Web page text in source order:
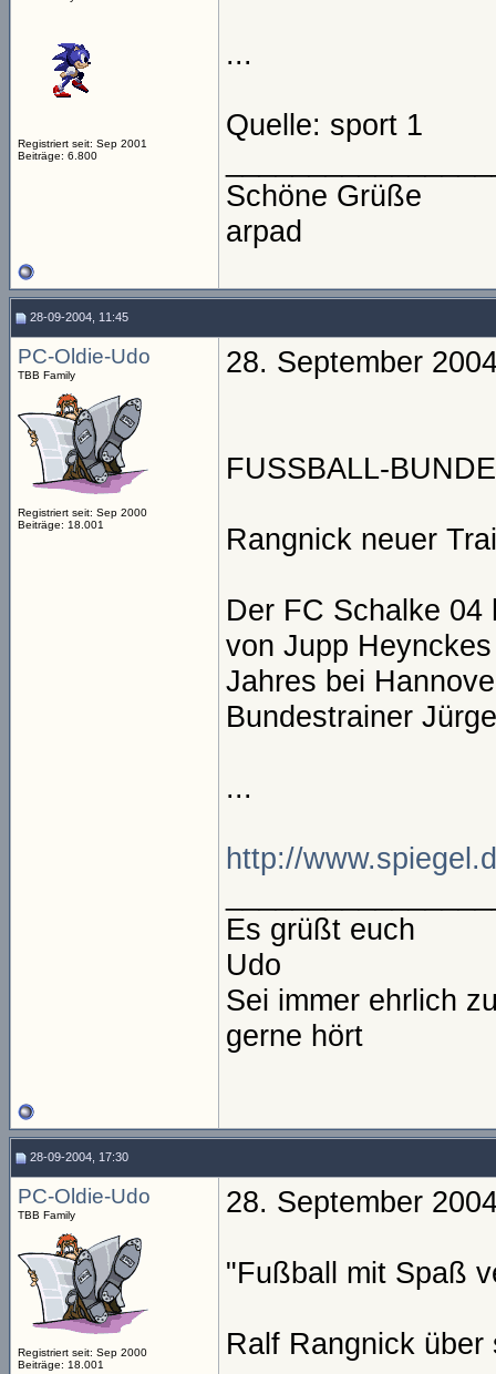
Registriert seit: Sep 2001
Beiträge: 6.800
...
Quelle: sport 1
Schöne Grüße
arpad
28-09-2004, 11:45
PC-Oldie-Udo
TBB Family
Registriert seit: Sep 2000
Beiträge: 18.001
28. September
FUSSBALL-
Rangnick neuer
Der FC Schalke
von Jupp
Jahres bei
Bundestrainer
...
http://
Es grüßt euch
Udo
Sei immer ehrlich
gerne hört
28-09-2004, 17:30
PC-Oldie-Udo
TBB Family
Registriert seit: Sep 2000
Beiträge: 18.001
28. September
"Fußball mit Spaß
Ralf Rangnick über